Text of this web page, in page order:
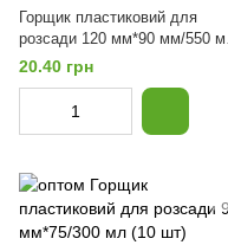
Горщик пластиковий для
розсади 120 мм*90 мм/550 мл
(10 шт)
20.40 грн